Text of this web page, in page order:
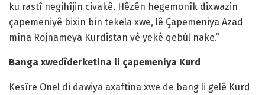
ku rastî negihîjin civakê. Hêzên hegemonîk dixwazin
çapemeniyê bixin bin tekela xwe, lê Çapemeniya Azad
mîna Rojnameya Kurdistan vê yekê qebûl nake.”
Banga xwedîderketina li çapemeniya Kurd
Kesîre Onel di dawiya axaftina xwe de bang li gelê Kurd